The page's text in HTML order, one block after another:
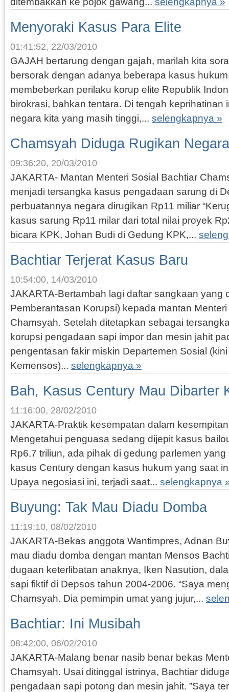
Menyoraki Kasus Para Elite
01:41:52, 22/03/2010
GAJAH bertarung dengan gajah, marilah kita
bersorak dengan adanya beberapa kasus
membeberkan perilaku korup elite Republik
birokrasi, bahkan tentara. Di tengah keprihatinan
negara kita yang masih tinggi,... selengkapnya »
Chamsyah Diduga Rugikan
09:36:20, 20/03/2010
JAKARTA- Mantan Menteri Sosial Bachtiar
menjadi tersangka kasus pengadaan sarung di
perbuatannya negara dirugikan Rp11 miliar
kasus sarung Rp11 milar dari total nilai proyek
bicara KPK, Johan Budi di Gedung KPK,...
Bachtiar Terjerat Kasus Baru
10:54:00, 14/03/2010
JAKARTA-Bertambah lagi daftar sangkaan yang
Pemberantasan Korupsi) kepada mantan
Chamsyah. Setelah ditetapkan sebagai
korupsi pengadaan sapi impor dan mesin jahit
pengentasan fakir miskin Departemen Sosial (kini
Kemensos)... selengkapnya »
Bah, Kasus Century Mau Dibarter
11:16:00, 28/02/2010
JAKARTA-Praktik kesempatan dalam
Mengetahui penguasa sedang dijepit kasus
Rp6,7 triliun, ada pihak di gedung parlemen
kasus Century dengan kasus hukum yang saat
Upaya negosiasi ini, terjadi saat... selengkapnya
Buyung: Tak Mau Diadu Domba
11:19:10, 08/02/2010
JAKARTA-Bekas anggota Wantimpres, Adnan
mau diadu domba dengan mantan Mensos
dugaan keterlibatan anaknya, Iken Nasution,
sapi fiktif di Depsos tahun 2004-2006. “Saya
Chamsyah. Dia pemimpin umat yang jujur,...
Bachtiar: Ini Musibah
08:42:00, 06/02/2010
JAKARTA-Malang benar nasib benar bekas
Chamsyah. Usai ditinggal istrinya, Bachtiar
pengadaan sapi potong dan mesin jahit. ”Saya